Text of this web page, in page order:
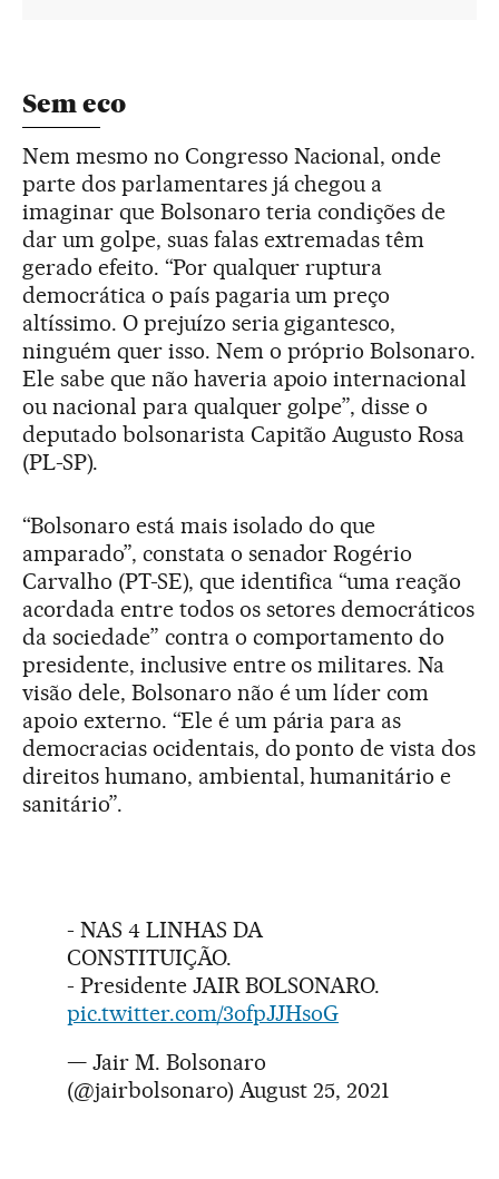
Sem eco
Nem mesmo no Congresso Nacional, onde
parte dos parlamentares já chegou a
imaginar que Bolsonaro teria condições de
dar um golpe, suas falas extremadas têm
gerado efeito. “Por qualquer ruptura
democrática o país pagaria um preço
altíssimo. O prejuízo seria gigantesco,
ninguém quer isso. Nem o próprio Bolsonaro.
Ele sabe que não haveria apoio internacional
ou nacional para qualquer golpe”, disse o
deputado bolsonarista Capitão Augusto Rosa
(PL-SP).
“Bolsonaro está mais isolado do que
amparado”, constata o senador Rogério
Carvalho (PT-SE), que identifica “uma reação
acordada entre todos os setores democráticos
da sociedade” contra o comportamento do
presidente, inclusive entre os militares. Na
visão dele, Bolsonaro não é um líder com
apoio externo. “Ele é um pária para as
democracias ocidentais, do ponto de vista dos
direitos humano, ambiental, humanitário e
sanitário”.
- NAS 4 LINHAS DA
CONSTITUIÇÃO.
- Presidente JAIR BOLSONARO.
pic.twitter.com/3ofpJJHsoG
— Jair M. Bolsonaro
(@jairbolsonaro) August 25, 2021